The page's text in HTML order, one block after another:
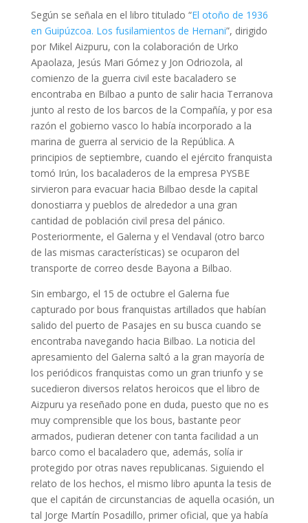
Según se señala en el libro titulado “El otoño de 1936
en Guipúzcoa. Los fusilamientos de Hernani”, dirigido
por Mikel Aizpuru, con la colaboración de Urko
Apaolaza, Jesús Mari Gómez y Jon Odriozola, al
comienzo de la guerra civil este bacaladero se
encontraba en Bilbao a punto de salir hacia Terranova
junto al resto de los barcos de la Compañía, y por esa
razón el gobierno vasco lo había incorporado a la
marina de guerra al servicio de la República. A
principios de septiembre, cuando el ejército franquista
tomó Irún, los bacaladeros de la empresa PYSBE
sirvieron para evacuar hacia Bilbao desde la capital
donostiarra y pueblos de alrededor a una gran
cantidad de población civil presa del pánico.
Posteriormente, el Galerna y el Vendaval (otro barco
de las mismas características) se ocuparon del
transporte de correo desde Bayona a Bilbao.
Sin embargo, el 15 de octubre el Galerna fue
capturado por bous franquistas artillados que habían
salido del puerto de Pasajes en su busca cuando se
encontraba navegando hacia Bilbao. La noticia del
apresamiento del Galerna saltó a la gran mayoría de
los periódicos franquistas como un gran triunfo y se
sucedieron diversos relatos heroicos que el libro de
Aizpuru ya reseñado pone en duda, puesto que no es
muy comprensible que los bous, bastante peor
armados, pudieran detener con tanta facilidad a un
barco como el bacaladero que, además, solía ir
protegido por otras naves republicanas. Siguiendo el
relato de los hechos, el mismo libro apunta la tesis de
que el capitán de circunstancias de aquella ocasión, un
tal Jorge Martín Posadillo, primer oficial, que ya había